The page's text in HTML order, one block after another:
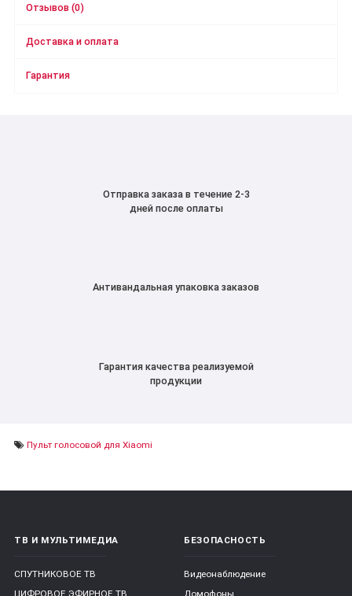
Отзывов (0)
Доставка и оплата
Гарантия
Отправка заказа в течение 2-3
дней после оплаты
Антивандальная упаковка заказов
Гарантия качества реализуемой
продукции
Пульт голосовой для Xiaomi
ТВ И МУЛЬТИМЕДИА
СПУТНИКОВОЕ ТВ
ЦИФРОВОЕ ЭФИРНОЕ ТВ
БЕЗОПАСНОСТЬ
Видеонаблюдение
Домофоны